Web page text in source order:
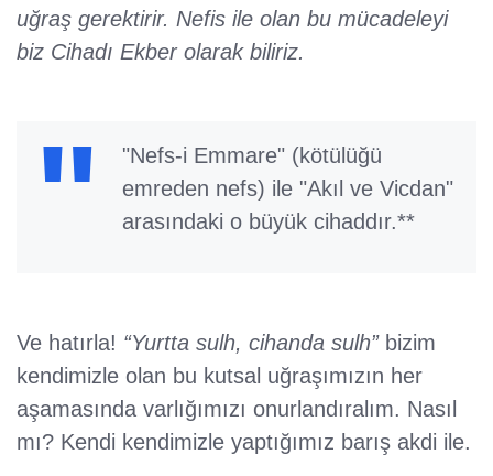
uğraş gerektirir. Nefis ile olan bu mücadeleyi
biz Cihadı Ekber olarak biliriz.
"Nefs-i Emmare" (kötülüğü
emreden nefs) ile "Akıl ve Vicdan"
arasındaki o büyük cihaddır.**
Ve hatırla! “Yurtta sulh, cihanda sulh”bizim
kendimizle olan bu kutsal uğraşımızın her
aşamasında varlığımızı onurlandıralım. Nasıl
mı? Kendi kendimizle yaptığımız barış akdi ile.